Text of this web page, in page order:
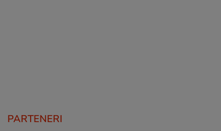
PARTENERI